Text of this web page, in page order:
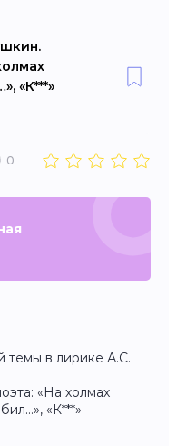
«К***»
0
темы в лирике А.С.
«На холмах
«К***»